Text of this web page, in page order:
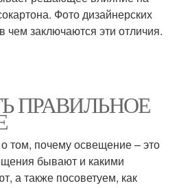
Фото дизайнерских
чем заключаются эти отличия.
ПРАВИЛЬНОЕ
том, почему освещение – это
бывают и какими
а также посоветуем, как